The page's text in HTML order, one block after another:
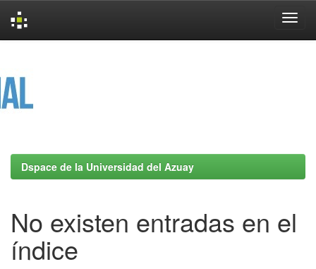
Dspace de la Universidad del Azuay
No existen entradas en el
índice